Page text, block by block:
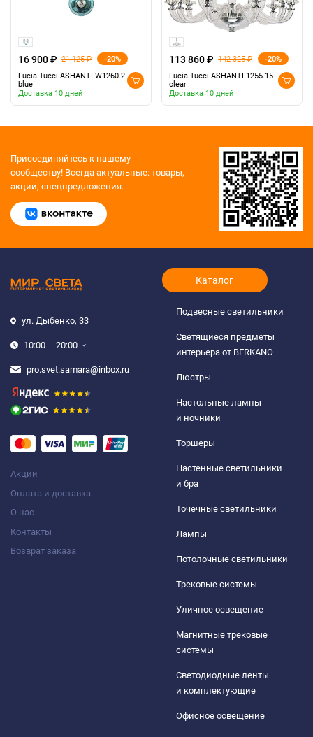
16 900 ₽ 21 125 ₽
-20%
Lucia Tucci ASHANTI W1260.2
blue
Доставка 10 дней
113 860 ₽ 142 325 ₽
-20%
Lucia Tucci ASHANTI 1255.15
clear
Доставка 10 дней
Присоединяйтесь к нашему
сообществу! Всегда актуальные: товары,
акции, спецпредложения.
ул. Дыбенко, 33
10:00 – 20:00
pro.svet.samara@inbox.ru
Акции
Оплата и доставка
О нас
Контакты
Возврат заказа
Каталог
Подвесные светильники
Светящиеся предметы
интерьера от BERKANO
Люстры
Настольные лампы
и ночники
Торшеры
Настенные светильники
и бра
Точечные светильники
Лампы
Потолочные светильники
Трековые системы
Уличное освещение
Магнитные трековые
системы
Светодиодные ленты
и комплектующие
Офисное освещение